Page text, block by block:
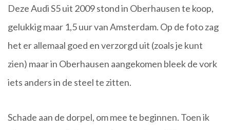
Deze Audi S5 uit 2009 stond in Oberhausen te koop,
gelukkig maar 1,5 uur van Amsterdam. Op de foto zag
het er allemaal goed en verzorgd uit (zoals je kunt
zien) maar in Oberhausen aangekomen bleek de vork
iets anders in de steel te zitten.
Schade aan de dorpel, om mee te beginnen. Toen ik